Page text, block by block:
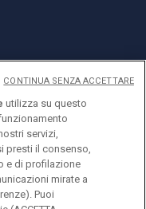
utilizza su questo
servizi,
presti il consenso,
e di profilazione
mirate a
Puoi
CONTINUA SENZA ACCETTARE